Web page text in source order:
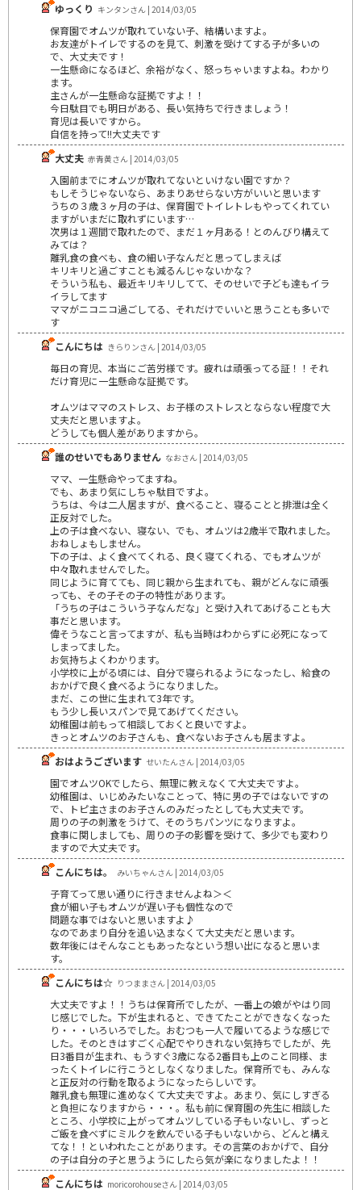
ゆっくり キンタンさん | 2014/03/05
保育園でオムツが取れていない子、結構いますよ。
お友達がトイレでするのを見て、刺激を受けてする子が多いの
で、大丈夫です！
一生懸命になるほど、余裕がなく、怒っちゃいますよね。わかり
ます。
主さんが一生懸命な証拠ですよ！！
今日駄目でも明日がある、長い気持ちで行きましょう！
育児は長いですから。
自信を持って!!大丈夫です
大丈夫 赤青黄さん | 2014/03/05
入園前までにオムツが取れてないといけない園ですか？
もしそうじゃないなら、あまりあせらない方がいいと思います
うちの３歳３ヶ月の子は、保育園でトイレトレもやってくれてい
ますがいまだに取れずにいます…
次男は１週間で取れたので、まだ１ヶ月ある！とのんびり構えて
みては？
離乳食の食べも、食の細い子なんだと思ってしまえば
キリキリと過ごすことも減るんじゃないかな？
そういう私も、最近キリキリしてて、そのせいで子ども達もイラ
イラしてます
ママがニコニコ過ごしてる、それだけでいいと思うことも多いで
す
こんにちは きらりンさん | 2014/03/05
毎日の育児、本当にご苦労様です。疲れは頑張ってる証！！それ
だけ育児に一生懸命な証拠です。
オムツはママのストレス、お子様のストレスとならない程度で大
丈夫だと思いますよ。
どうしても個人差がありますから。
誰のせいでもありません なおさん | 2014/03/05
ママ、一生懸命やってますね。
でも、あまり気にしちゃ駄目ですよ。
うちは、今は二人居ますが、食べること、寝ることと排泄は全く
正反対でした。
上の子は食べない、寝ない、でも、オムツは2歳半で取れました。
おねしょもしません。
下の子は、よく食べてくれる、良く寝てくれる、でもオムツが
中々取れませんでした。
同じように育てても、同じ親から生まれても、親がどんなに頑張
っても、その子その子の特性があります。
「うちの子はこういう子なんだな」と受け入れてあげることも大
事だと思います。
偉そうなこと言ってますが、私も当時はわからずに必死になって
しまってました。
お気持ちよくわかります。
小学校に上がる頃には、自分で寝られるようになったし、給食の
おかげで良く食べるようになりました。
まだ、この世に生まれて3年です。
もう少し長いスパンで見てあげてください。
幼稚園は前もって相談しておくと良いですよ。
きっとオムツのお子さんも、食べないお子さんも居ますよ。
おはようございます せいたんさん | 2014/03/05
園でオムツOKでしたら、無理に教えなくて大丈夫ですよ。
幼稚園は、いじめみたいなことって、特に男の子ではないですの
で、トピ主さまのお子さんのみだったとしても大丈夫です。
周りの子の刺激をうけて、そのうちパンツになりますよ。
食事に関しましても、周りの子の影響を受けて、多少でも変わり
ますので大丈夫です。
こんにちは。
みいちゃんさん | 2014/03/05
子育てって思い通りに行きませんよね＞＜
食が細い子もオムツが遅い子も個性なので
問題な事ではないと思いますよ♪
なのであまり自分を追い込まなくて大丈夫だと思います。
数年後にはそんなこともあったなという想い出になると思いま
す。
こんにちは☆ りつままさん | 2014/03/05
大丈夫ですよ！！うちは保育所でしたが、一番上の娘がやはり同
じ感じでした。下が生まれると、できてたことができなくなった
り・・・いろいろでした。おむつも一人で履いてるような感じで
した。そのときはすごく心配でやりきれない気持ちでしたが、先
日3番目が生まれ、もうすぐ3歳になる2番目も上のこと同様、ま
ったくトイレに行こうとしなくなりました。保育所でも、みんな
と正反対の行動を取るようになったらしいです。
離乳食も無理に進めなくて大丈夫ですよ。あまり、気にしすぎる
と負担になりますから・・・。私も前に保育園の先生に相談した
ところ、小学校に上がってオムツしている子もいないし、ずっと
ご飯を食べずにミルクを飲んでいる子もいないから、どんと構え
てな！！といわれたことがあります。その言葉のおかげで、自分
の子は自分の子と思うようにしたら気が楽になりましたよ！！
こんにちは moricorohouseさん | 2014/03/05